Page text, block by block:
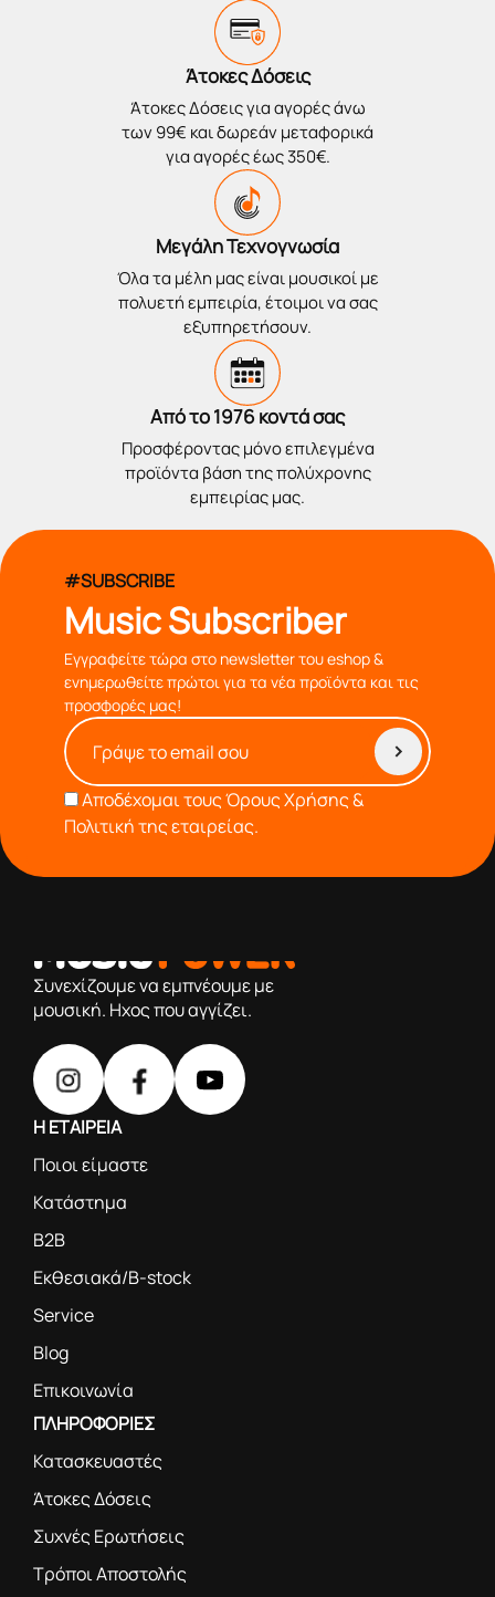
Άτοκες Δόσεις
Άτοκες Δόσεις για αγορές άνω
των 99€ και δωρεάν μεταφορικά
για αγορές έως 350€.
Μεγάλη Τεχνογνωσία
Όλα τα μέλη μας είναι μουσικοί με
πολυετή εμπειρία, έτοιμοι να σας
εξυπηρετήσουν.
Από το 1976 κοντά σας
Προσφέροντας μόνο επιλεγμένα
προϊόντα βάση της πολύχρονης
εμπειρίας μας.
#SUBSCRIBE
Music Subscriber
Εγγραφείτε τώρα στο newsletter του eshop &
ενημερωθείτε πρώτοι για τα νέα προϊόντα και τις
προσφορές μας!
Αποδέχομαι τουςΌρους Χρήσης &
Πολιτική της εταιρείας.
Συνεχίζουμε να εμπνέουμε με
μουσική. Ηχος που αγγίζει.
Η ΕΤΑΙΡΕΙΑ
Ποιοι είμαστε
Κατάστημα
B2B
Εκθεσιακά/B-stock
Service
Blog
Επικοινωνία
ΠΛΗΡΟΦΟΡΙΕΣ
Κατασκευαστές
Άτοκες Δόσεις
Συχνές Ερωτήσεις
Τρόποι Αποστολής